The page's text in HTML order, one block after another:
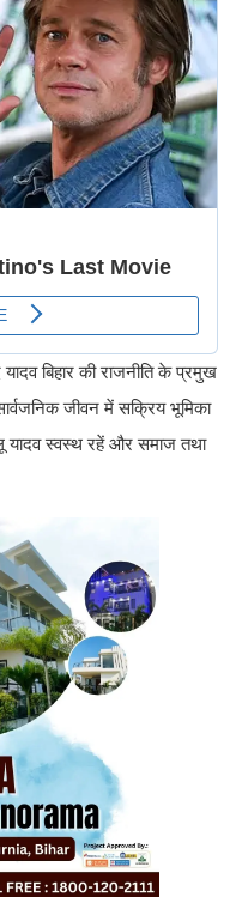
बिहार की राजनीति के प्रमुख
जीवन में सक्रिय भूमिका
यादव स्वस्थ रहें और समाज तथा